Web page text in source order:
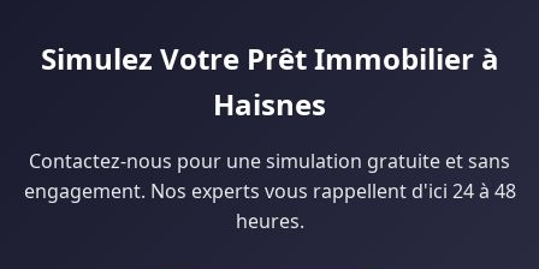
Simulez Votre Prêt Immobilier à
Haisnes
Contactez-nous pour une simulation gratuite et sans
engagement. Nos experts vous rappellent d'ici 24 à 48
heures.